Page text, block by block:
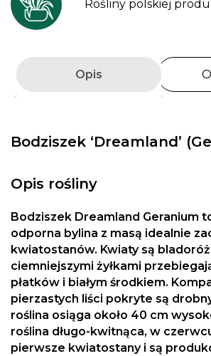
Rośliny polskiej
Opis
Bodziszek ‘Dreamland’
Opis rośliny
Bodziszek Dreamland Geranium
odporna bylina z masą idealnie
kwiatostanów. Kwiaty są
ciemniejszymi żyłkami
płatków i białym środkiem.
pierzastych liści pokryte są
roślina osiąga około 40 cm
roślina długo-kwitnąca, w
pierwsze kwiatostany i są